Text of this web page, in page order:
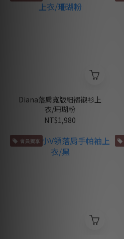
Diana落肩寬版細褶襯衫上
衣/珊瑚粉
NT$1,980
會員獨享